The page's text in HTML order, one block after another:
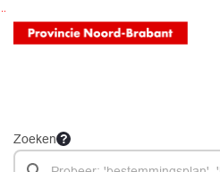
Ga naar de inhoud van deze pagina
Ga naar het zoeken
Ga naar het menu
Zoeken